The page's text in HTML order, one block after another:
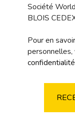
Société
BLOIS
Pour en
confidentialité